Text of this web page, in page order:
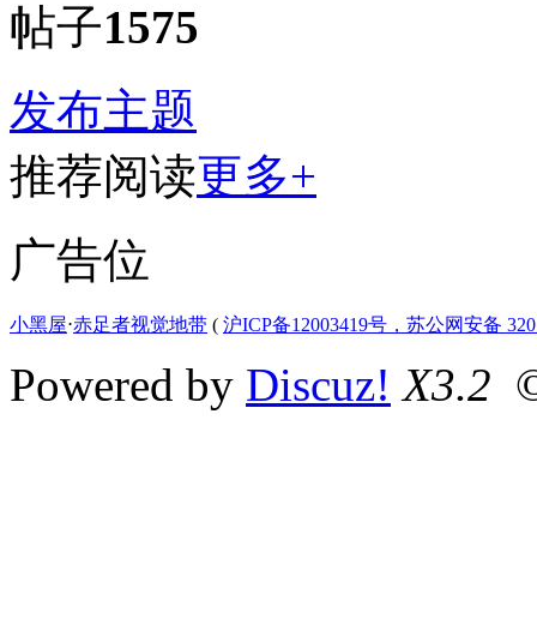
帖子1575
发布主题
推荐阅读更多+
广告位
小黑屋⋅赤足者视觉地带 ( 沪ICP备12003419号，苏公网安备
Powered by Discuz! X3.2